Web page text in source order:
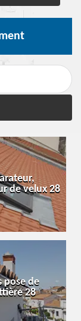
de velux 28
pose de
28